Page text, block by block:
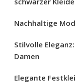
Nachhaltige
Stilvolle
Damen
Elegante